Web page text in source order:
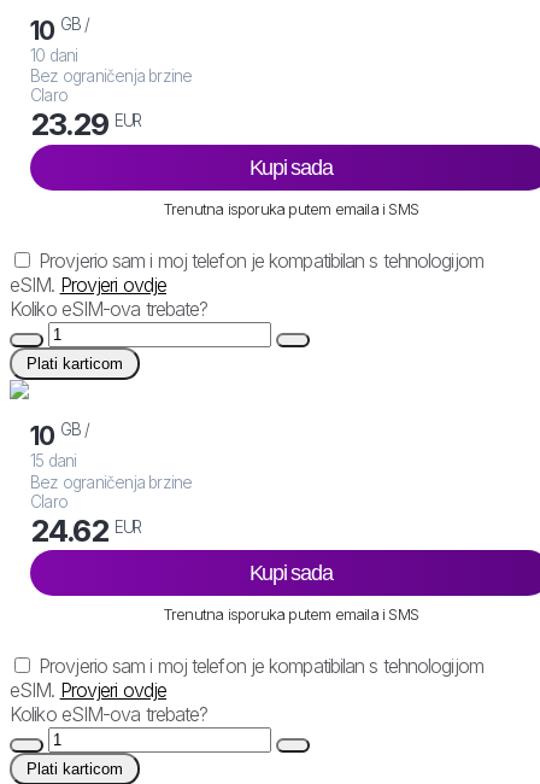
10 GB /
10 dani
Bez ograničenja brzine
Claro
23.29 EUR
Kupi sada
Trenutna isporuka putem emaila i SMS
Provjerio sam i moj telefon je kompatibilan s tehnologijom
eSIM. Provjeri ovdje
Koliko eSIM-ova trebate?
Plati karticom
10 GB /
15 dani
Bez ograničenja brzine
Claro
24.62 EUR
Kupi sada
Trenutna isporuka putem emaila i SMS
Provjerio sam i moj telefon je kompatibilan s tehnologijom
eSIM. Provjeri ovdje
Koliko eSIM-ova trebate?
Plati karticom